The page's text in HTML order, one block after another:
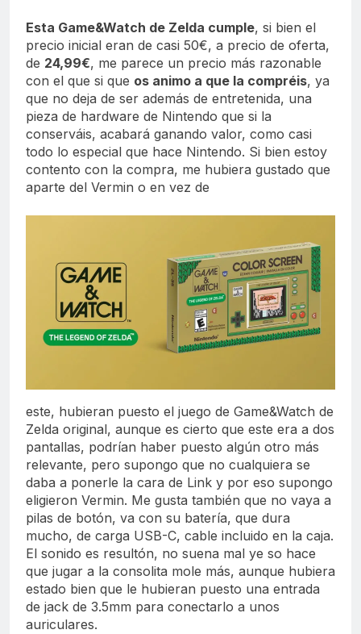
Esta Game&Watch de Zelda cumple, si bien el
precio inicial eran de casi 50€, a precio de oferta,
de 24,99€, me parece un precio más razonable
con el que si que os animo a que la compréis, ya
que no deja de ser además de entretenida, una
pieza de hardware de Nintendo que si la
conserváis, acabará ganando valor, como casi
todo lo especial que hace Nintendo. Si bien estoy
contento con la compra, me hubiera gustado que
aparte del Vermin o en vez de
este, hubieran puesto el juego de Game&Watch de
Zelda original, aunque es cierto que este era a dos
pantallas, podrían haber puesto algún otro más
relevante, pero supongo que no cualquiera se
daba a ponerle la cara de Link y por eso supongo
eligieron Vermin. Me gusta también que no vaya a
pilas de botón, va con su batería, que dura
mucho, de carga USB-C, cable incluido en la caja.
El sonido es resultón, no suena mal ye so hace
que jugar a la consolita mole más, aunque hubiera
estado bien que le hubieran puesto una entrada
de jack de 3.5mm para conectarlo a unos
auriculares.